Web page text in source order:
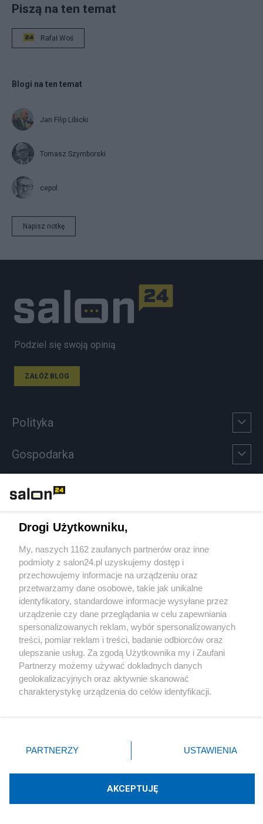
Piszą na ten temat
Rafał Woś
Blogi na ten temat
Jan Filip Libicki
Tomasz Szymborski
cepol
Napisz notkę
Podziel się swoją opinią
ZAŁÓŻ BLOG
Polityka
Gospodarka
Rozmaitości
Sport
Społeczeństwo
Kultura
X Facebook Instagram
Pomoc Kontakt
Drogi Użytkowniku,
My, naszych 1162 zaufanych partnerów oraz inne
podmioty z salon24.pl uzyskujemy dostęp i
przechowujemy informacje na urządzeniu oraz
przetwarzamy dane osobowe, takie jak unikalne
identyfikatory, standardowe informacje wysyłane przez
urządzenie czy dane przeglądania w celu zapewniania
spersonalizowanych reklam, wybór spersonalizowanych
treści, pomiar reklam i treści, badanie odbiorców oraz
ulepszanie usług. Za zgodą Użytkownika my i Zaufani
Partnerzy możemy używać dokładnych danych
geolokalizacyjnych oraz aktywnie skanować
charakterystykę urządzenia do celów identyfikacji.
zmienić/wycofać klikając przycisk ustawień prywatności
znajdujący się w lewym dolnym rogu strony
rodzaje przetwarzania danych nie wymagają zgody
użytkownika, ale masz prawo sprzeciwić się takiemu
PARTNERZY USTAWIENIA
AKCEPTUJĘ